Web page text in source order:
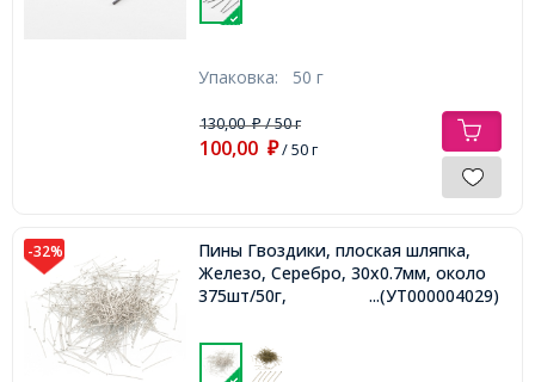
Упаковка: 50 г
130,00₽/ 50 г
100,00 ₽/ 50 г
-32%
Пины Гвоздики, плоская шляпка,
Железо, Серебро, 30х0.7мм, около
375шт/50г,
...(УТ000004029)